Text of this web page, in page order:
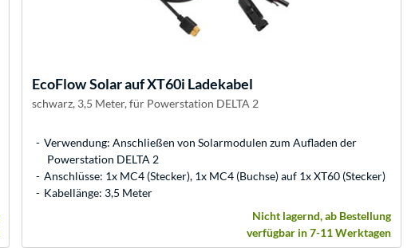
EcoFlowSolar auf XT60i Ladekabel
schwarz, 3,5 Meter, für Powerstation DELTA 2
Verwendung: Anschließen von Solarmodulen zum Aufladen der
Powerstation DELTA 2
Anschlüsse: 1x MC4 (Stecker), 1x MC4 (Buchse) auf 1x XT60 (Stecker)
Kabellänge: 3,5 Meter
Nicht lagernd, ab Bestellung
verfügbar in 7-11 Werktagen